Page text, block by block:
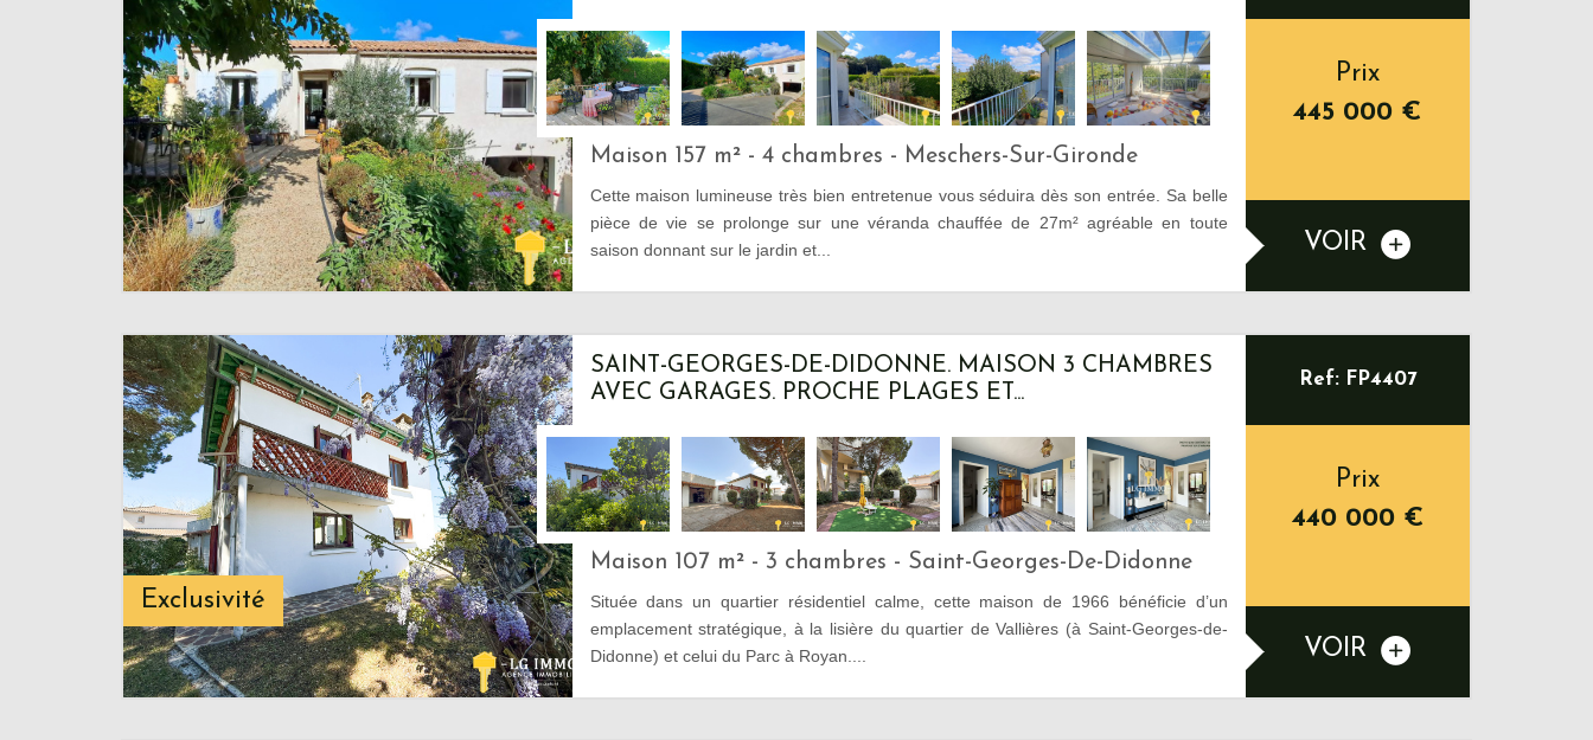
Maison 157 m² - 4 chambres - Meschers-Sur-Gironde
Cette maison lumineuse très bien entretenue vous séduira dès son entrée. Sa belle
pièce de vie se prolonge sur une véranda chauffée de 27m² agréable en toute
saison donnant sur le jardin et...
Prix
445 000 €
VOIR
Exclusivité
SAINT-GEORGES-DE-DIDONNE. MAISON 3 CHAMBRES
AVEC GARAGES. PROCHE PLAGES ET...
Maison 107 m² - 3 chambres - Saint-Georges-De-Didonne
Située dans un quartier résidentiel calme, cette maison de 1966 bénéficie d’un
emplacement stratégique, à la lisière du quartier de Vallières (à Saint-Georges-de-
Didonne) et celui du Parc à Royan....
Ref: FP4407
Prix
440 000 €
VOIR